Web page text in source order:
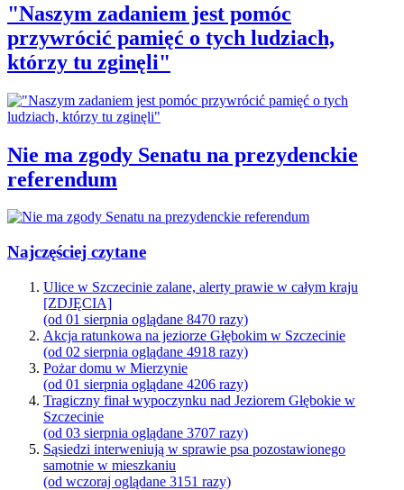
"Naszym zadaniem jest pomóc
przywrócić pamięć o tych ludziach,
którzy tu zginęli"
Nie ma zgody Senatu na prezydenckie
referendum
Najczęściej czytane
Ulice w Szczecinie zalane, alerty prawie w całym kraju
[ZDJĘCIA]
(od 01 sierpnia oglądane 8470 razy)
Akcja ratunkowa na jeziorze Głębokim w Szczecinie
(od 02 sierpnia oglądane 4918 razy)
Pożar domu w Mierzynie
(od 01 sierpnia oglądane 4206 razy)
Tragiczny finał wypoczynku nad Jeziorem Głębokie w
Szczecinie
(od 03 sierpnia oglądane 3707 razy)
Sąsiedzi interweniują w sprawie psa pozostawionego
samotnie w mieszkaniu
(od wczoraj oglądane 3151 razy)